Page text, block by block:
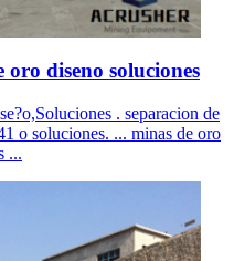
diseno soluciones
. separacion de
o soluciones. ... minas de oro
...